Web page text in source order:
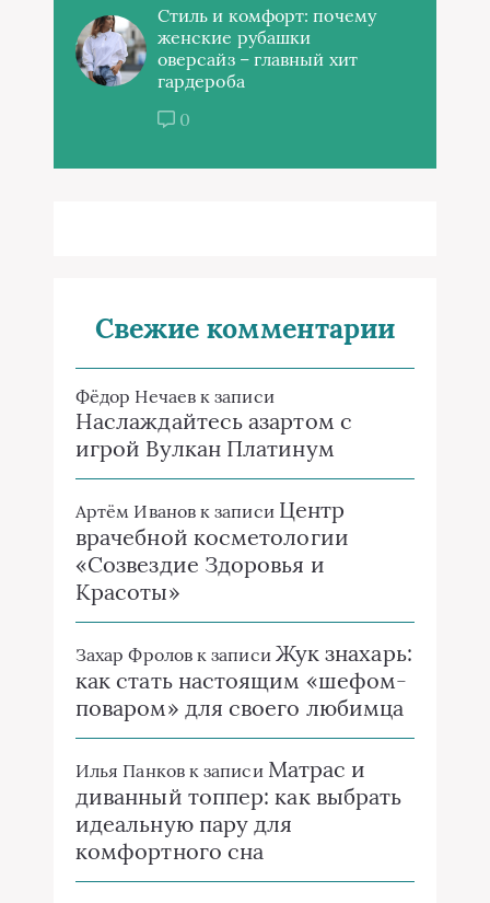
Стиль и комфорт: почему
женские рубашки
оверсайз – главный хит
гардероба
0
Свежие комментарии
Фёдор Нечаевк записи
Наслаждайтесь азартом с
игрой Вулкан Платинум
Артём Ивановк записи Центр
врачебной косметологии
«Созвездие Здоровья и
Красоты»
Захар Фроловк записи Жук знахарь:
как стать настоящим «шефом-
поваром» для своего любимца
Илья Панковк записи Матрас и
диванный топпер: как выбрать
идеальную пару для
комфортного сна